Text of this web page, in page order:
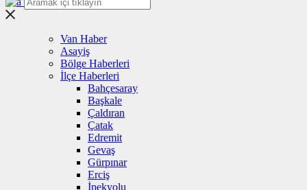
Van Haber
Asayiş
Bölge Haberleri
İlçe Haberleri
Bahçesaray
Başkale
Çaldıran
Çatak
Edremit
Gevaş
Gürpınar
Erciş
İpekyolu